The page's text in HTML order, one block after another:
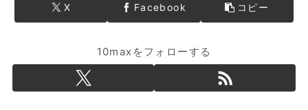
X Facebook コピー
10maxをフォローする